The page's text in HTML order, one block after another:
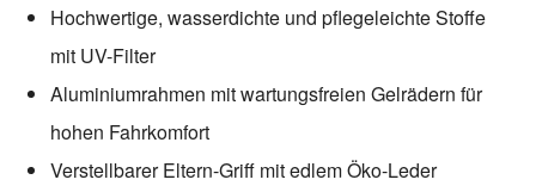
Hochwertige, wasserdichte und pflegeleichte Stoffe
mit UV-Filter
Aluminiumrahmen mit wartungsfreien Gelrädern für
hohen Fahrkomfort
Verstellbarer Eltern-Griff mit edlem Öko-Leder